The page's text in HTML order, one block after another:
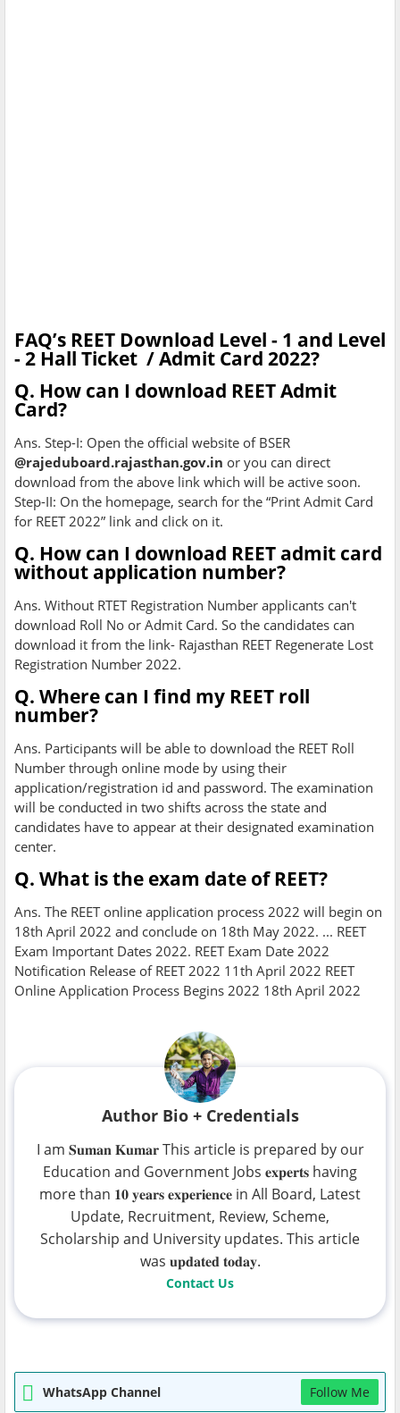
FAQ’s REET Download Level - 1 and Level
- 2 Hall Ticket / Admit Card 2022?
Q. How can I download REET Admit
Card?
Ans. Step-I: Open the official website of BSER
@rajeduboard.rajasthan.gov.in or you can direct
download from the above link which will be active soon.
Step-II: On the homepage, search for the “Print Admit Card
for REET 2022” link and click on it.
Q. How can I download REET admit card
without application number?
Ans. Without RTET Registration Number applicants can't
download Roll No or Admit Card. So the candidates can
download it from the link- Rajasthan REET Regenerate Lost
Registration Number 2022.
Q. Where can I find my REET roll
number?
Ans. Participants will be able to download the REET Roll
Number through online mode by using their
application/registration id and password. The examination
will be conducted in two shifts across the state and
candidates have to appear at their designated examination
center.
Q. What is the exam date of REET?
Ans. The REET online application process 2022 will begin on
18th April 2022 and conclude on 18th May 2022. ... REET
Exam Important Dates 2022. REET Exam Date 2022
Notification Release of REET 2022 11th April 2022 REET
Online Application Process Begins 2022 18th April 2022
Author Bio + Credentials
I am 𝐒𝐮𝐦𝐚𝐧 𝐊𝐮𝐦𝐚𝐫 This article is prepared by our
Education and Government Jobs 𝐞𝐱𝐩𝐞𝐫𝐭𝐬 having
more than 𝟏𝟎 𝐲𝐞𝐚𝐫𝐬 𝐞𝐱𝐩𝐞𝐫𝐢𝐞𝐧𝐜𝐞 in All Board, Latest
Update, Recruitment, Review, Scheme,
Scholarship and University updates. This article
was 𝐮𝐩𝐝𝐚𝐭𝐞𝐝 𝐭𝐨𝐝𝐚𝐲.
Contact Us
WhatsApp Channel Follow Me